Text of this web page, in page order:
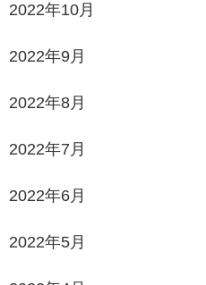
2022年10月
2022年9月
2022年8月
2022年7月
2022年6月
2022年5月